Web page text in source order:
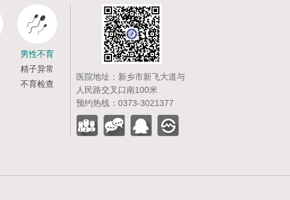
男性不育
精子异常
不育检查
医院地址：新乡市新飞大道与
人民路交叉口南100米
预约热线：0373-3021377